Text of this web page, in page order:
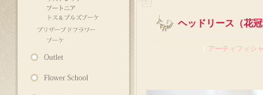
ヘッドリース（花
アーティフィシ